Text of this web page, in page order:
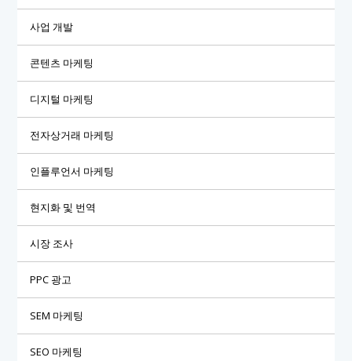
사업 개발
콘텐츠 마케팅
디지털 마케팅
전자상거래 마케팅
인플루언서 마케팅
현지화 및 번역
시장 조사
PPC 광고
SEM 마케팅
SEO 마케팅